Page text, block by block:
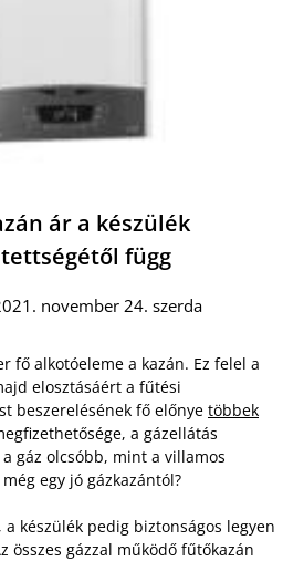
ár a készülék
függ
november 24. szerda
fő alkotóeleme a kazán. Ez felel a
elosztásáért a fűtési
beszerelésének fő előnye többek
a gázellátás
gáz olcsóbb, mint a villamos
egy jó gázkazántól?
a készülék pedig biztonságos legyen
összes gázzal működő fűtőkazán